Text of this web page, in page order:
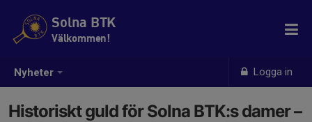
Nyheter Logga in
Solna BTK
Välkommen!
Historiskt guld för Solna BTK:s damer –